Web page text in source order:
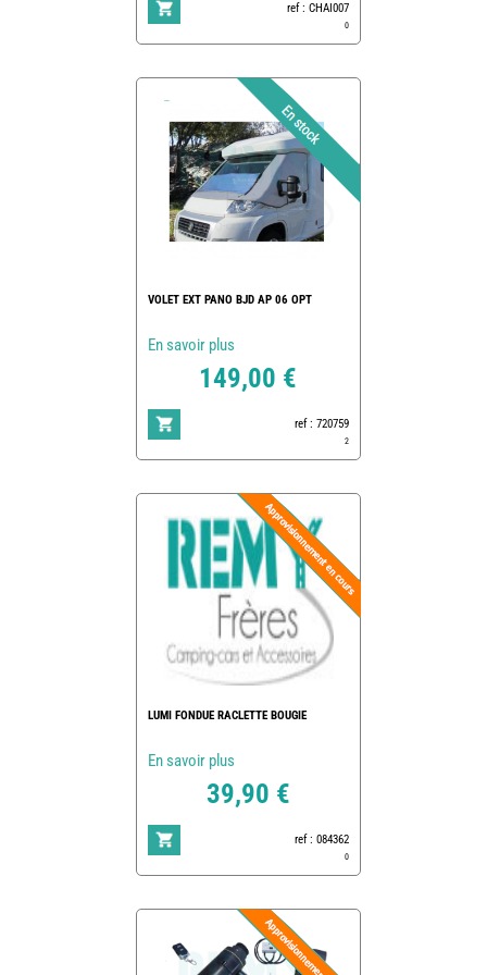
ref : CHAI007
0
VOLET EXT PANO BJD AP 06 OPT
En savoir plus
149,00 €
ref : 720759
2
LUMI FONDUE RACLETTE BOUGIE
En savoir plus
39,90 €
ref : 084362
0